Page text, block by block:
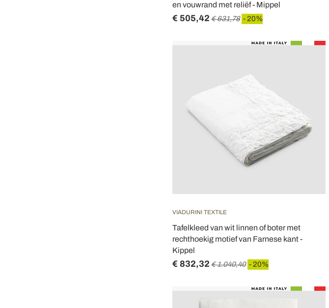
en vouwrand met reliëf - Mippel
€ 505,42 € 631,78 - 20%
VIADURINI TEXTILE
Tafelkleed van wit linnen of boter met
rechthoekig motief van Farnese kant -
Kippel
€ 832,32 € 1.040,40 - 20%